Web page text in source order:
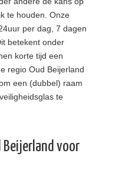
te houden. Onze
per dag, 7 dagen
betekent onder
korte tijd een
regio Oud Beijerland
een (dubbel) raam
te
Beijerland voor